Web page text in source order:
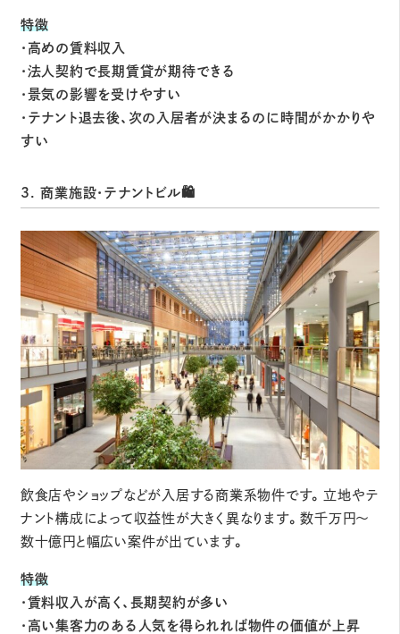
特徴
・高めの賃料収入
・法人契約で長期賃貸が期待できる
・景気の影響を受けやすい
・テナント退去後、次の入居者が決まるのに時間がかかりや
すい
3. 商業施設・テナントビル🛍️
飲食店やショップなどが入居する商業系物件です。立地やテ
ナント構成によって収益性が大きく異なります。数千万円～
数十億円と幅広い案件が出ています。
特徴
・賃料収入が高く、長期契約が多い
・高い集客力のある人気を得られれば物件の価値が上昇